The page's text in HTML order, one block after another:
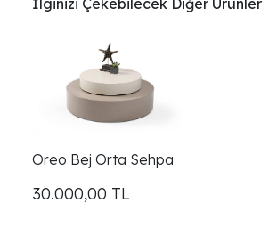
İlginizi Çekebilecek Diğer Ürünler
Oreo Bej Orta Sehpa
30.000,00 TL